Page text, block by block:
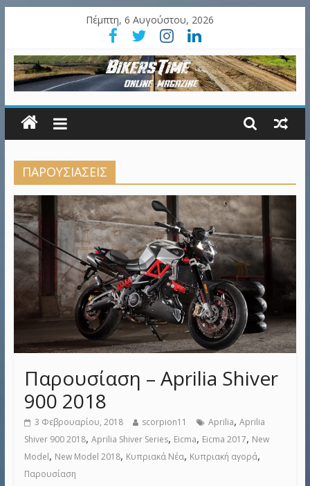
Πέμπτη, 6 Αυγούστου, 2026
ΠΑΡΟΥΣΙΑΣΕΙΣ
Παρουσίαση – Aprilia Shiver
900 2018
3 Φεβρουαρίου, 2018 scorpion11 Aprilia, Aprilia
Shiver 900 2018, Aprilia Shiver Series, Eicma, Eicma 2017, New
Model, New Model 2018, Κυπριακά Νέα, Κυπριακή αγορά,
Παρουσίαση